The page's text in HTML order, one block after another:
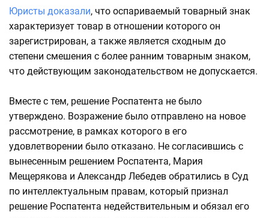
Юристы доказали, что оспариваемый товарный знак
характеризует товар в отношении которого он
зарегистрирован, а также является сходным до
степени смешения с более ранним товарным знаком,
что действующим законодательством не допускается.
Вместе с тем, решение Роспатента не было
утверждено. Возражение было отправлено на новое
рассмотрение, в рамках которого в его
удовлетворении было отказано. Не согласившись с
вынесенным решением Роспатента, Мария
Мещерякова и Александр Лебедев обратились в Суд
по интеллектуальным правам, который признал
решение Роспатента недействительным и обязал его